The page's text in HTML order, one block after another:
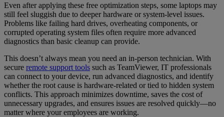
Even after applying these free optimization steps, some laptops may
still feel sluggish due to deeper hardware or system-level issues.
Problems like failing hard drives, overheating components, or
corrupted operating system files often require more advanced
diagnostics than basic cleanup can provide.
This doesn’t always mean you need an in-person technician. With
secure remote support tools such as TeamViewer, IT professionals
can connect to your device, run advanced diagnostics, and identify
whether the root cause is hardware-related or tied to hidden system
conflicts. This approach minimizes downtime, saves the cost of
unnecessary upgrades, and ensures issues are resolved quickly—no
matter where your employees are working.